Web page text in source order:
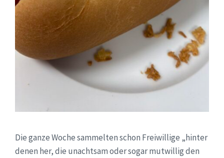
Die ganze Woche sammelten schon Freiwillige „hinter
denen her, die unachtsam oder sogar mutwillig den